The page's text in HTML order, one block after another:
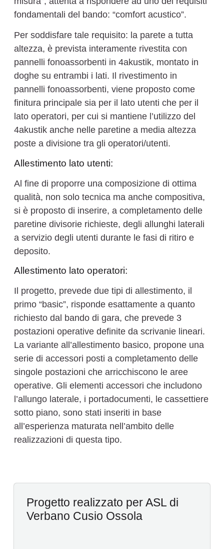
fondamentali del bando: “comfort acustico”.
Per soddisfare tale requisito: la parete a tutta
altezza, è prevista interamente rivestita con
pannelli fonoassorbenti in 4akustik, montato in
doghe su entrambi i lati. Il rivestimento in
pannelli fonoassorbenti, viene proposto come
finitura principale sia per il lato utenti che per il
lato operatori, per cui si mantiene l’utilizzo del
4akustik anche nelle paretine a media altezza
poste a divisione tra gli operatori/utenti.
Allestimento lato utenti:
Al fine di proporre una composizione di ottima
qualità, non solo tecnica ma anche compositiva,
si è proposto di inserire, a completamento delle
paretine divisorie richieste, degli allunghi laterali
a servizio degli utenti durante le fasi di ritiro e
deposito.
Allestimento lato operatori:
Il progetto, prevede due tipi di allestimento, il
primo “basic”, risponde esattamente a quanto
richiesto dal bando di gara, che prevede 3
postazioni operative definite da scrivanie lineari.
La variante all’allestimento basico, propone una
serie di accessori posti a completamento delle
singole postazioni che arricchiscono le aree
operative. Gli elementi accessori che includono
l’allungo laterale, i portadocumenti, le cassettiere
sotto piano, sono stati inseriti in base
all’esperienza maturata nell’ambito delle
realizzazioni di questa tipo.
Progetto realizzato per ASL di
Verbano Cusio Ossola